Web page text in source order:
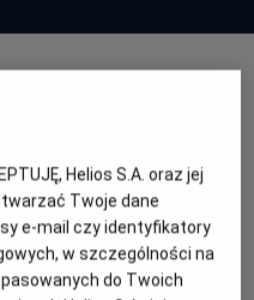
Gatunek
Thriller / Horror / Science
lat
(2025)
Helios S.A. oraz jej
Twoje dane
e-mail czy identyfikatory
w szczególności na
do Twoich